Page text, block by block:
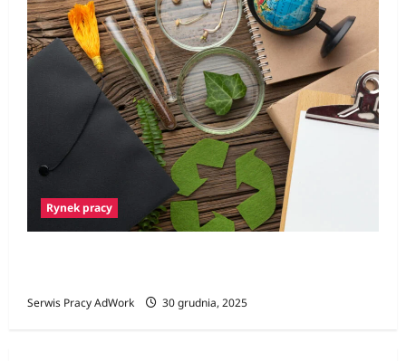
Rynek pracy
Serwis Pracy AdWork 30 grudnia, 2025